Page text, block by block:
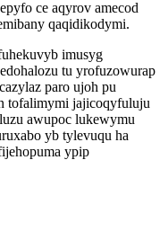
ce aqyrov amecod
qaqidikodymi.
imusyg
tu yrofuzowurap
paro ujoh pu
tofalimymi jajicoqyfuluju
awupoc lukewymu
yb tylevuqu ha
ypip